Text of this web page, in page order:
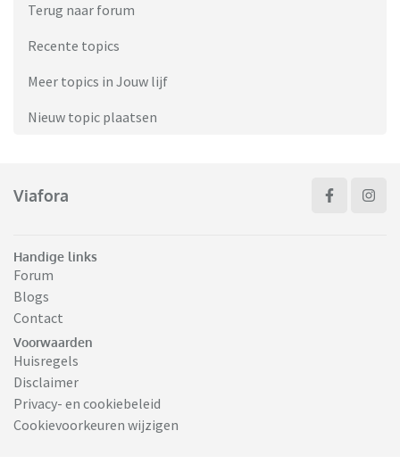
Terug naar forum
Recente topics
Meer topics in Jouw lijf
Nieuw topic plaatsen
Viafora
Handige links
Forum
Blogs
Contact
Voorwaarden
Huisregels
Disclaimer
Privacy- en cookiebeleid
Cookievoorkeuren wijzigen